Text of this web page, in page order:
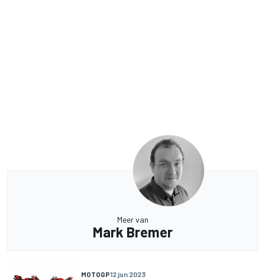
Meer van
Mark Bremer
MOTOGP12 jun 2023